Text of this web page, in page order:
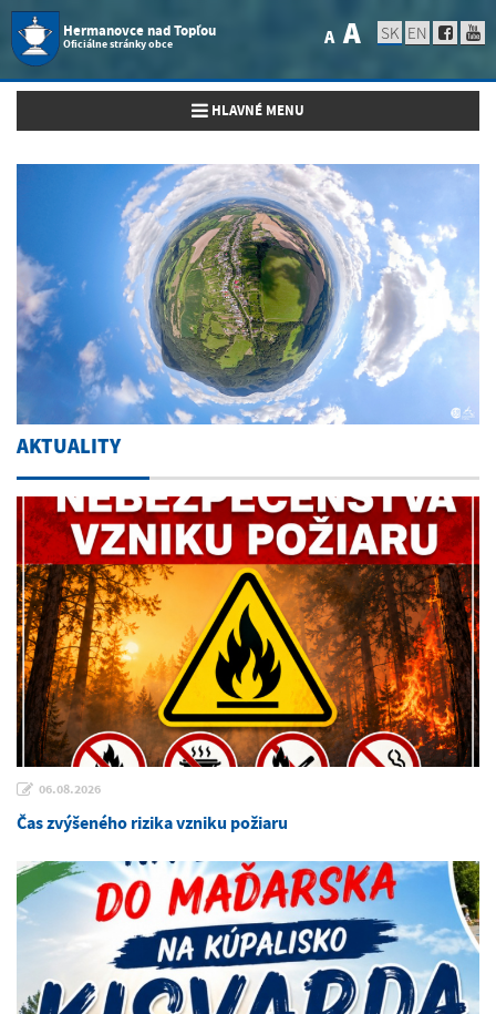
Hermanovce nad Topľou
Oficiálne stránky obce A A SK EN
Toggle navigation
HLAVNÉ MENU
AKTUALITY
06.08.2026
Čas zvýšeného rizika vzniku požiaru